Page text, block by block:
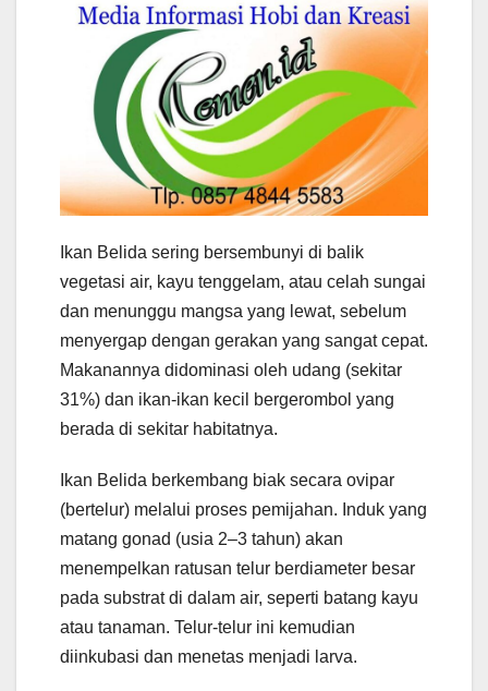
Ikan Belida sering bersembunyi di balik
vegetasi air, kayu tenggelam, atau celah sungai
dan menunggu mangsa yang lewat, sebelum
menyergap dengan gerakan yang sangat cepat.
Makanannya didominasi oleh udang (sekitar
31%) dan ikan-ikan kecil bergerombol yang
berada di sekitar habitatnya.
Ikan Belida berkembang biak secara ovipar
(bertelur) melalui proses pemijahan. Induk yang
matang gonad (usia 2–3 tahun) akan
menempelkan ratusan telur berdiameter besar
pada substrat di dalam air, seperti batang kayu
atau tanaman. Telur-telur ini kemudian
diinkubasi dan menetas menjadi larva.